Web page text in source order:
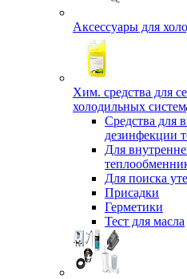
Аксессуары для
Хим. средства для
холодильных систем
Средства для
дезинфекции
Для
Для поиска
Присадки
Герметики
Тест для масла